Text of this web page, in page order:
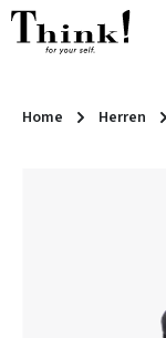
Zum Hauptinhalt
Home Herren